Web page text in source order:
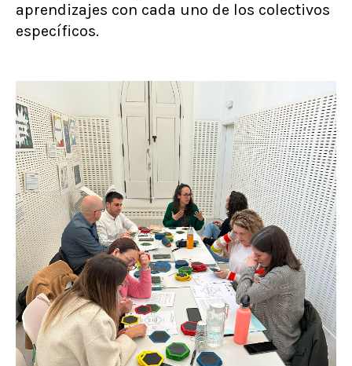
aprendizajes con cada uno de los colectivos
específicos.